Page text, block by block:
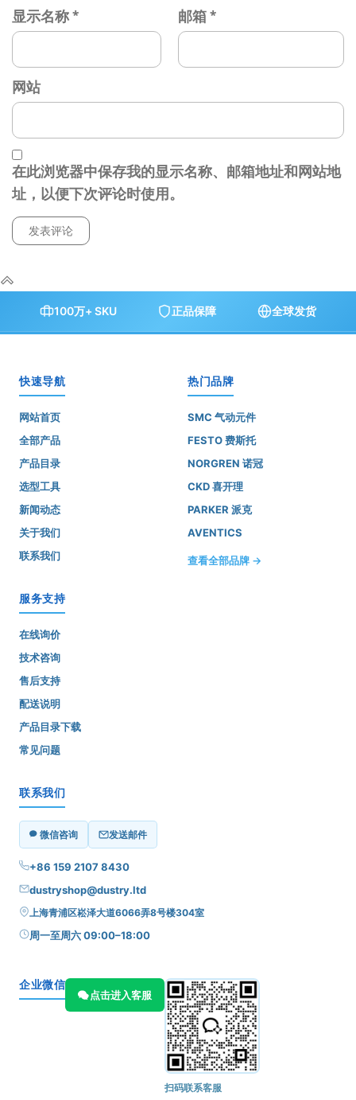
显示名称* 邮箱*
网站
在此浏览器中保存我的显示名称、邮箱地址和网站地
址，以便下次评论时使用。
100万+ SKU 正品保障 全球发货
快速导航
网站首页
全部产品
产品目录
选型工具
新闻动态
关于我们
联系我们
热门品牌
SMC 气动元件
FESTO 费斯托
NORGREN 诺冠
CKD 喜开理
PARKER 派克
AVENTICS
查看全部品牌 →
服务支持
在线询价
技术咨询
售后支持
配送说明
产品目录下载
常见问题
联系我们
微信咨询 发送邮件
+86 159 2107 8430
dustryshop@dustry.ltd
上海青浦区崧泽大道6066弄8号楼304室
周一至周六 09:00–18:00
企业微信
点击进入客服
扫码联系客服